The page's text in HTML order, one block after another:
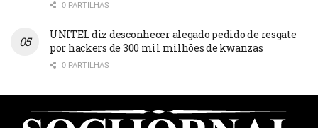
0 PARTILHAS
UNITEL diz desconhecer alegado pedido de resgate
por hackers de 300 mil milhões de kwanzas
0 PARTILHAS